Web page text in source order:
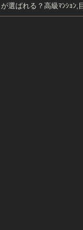
が選ばれる？高級ﾏﾝｼｮﾝ,